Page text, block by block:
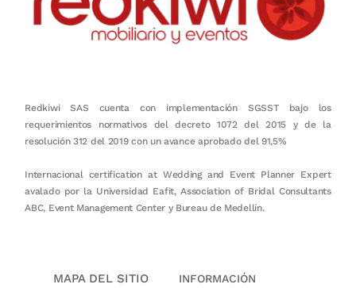
Redkiwi SAS cuenta con implementación SGSST bajo los
requerimientos normativos del decreto 1072 del 2015 y de la
resolución 312 del 2019 con un avance aprobado del 91,5%
Internacional certification at Wedding and Event Planner Expert
avalado por la Universidad Eafit, Association of Bridal Consultants
ABC, Event Management Center y Bureau de Medellín.
MAPA DEL SITIO INFORMACIÓN